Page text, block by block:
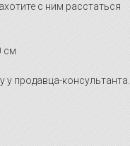
с ним расстаться
см
у продавца-консультанта.